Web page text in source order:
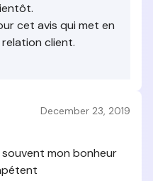
cet avis qui met en
client.
December 23, 2019
mon bonheur